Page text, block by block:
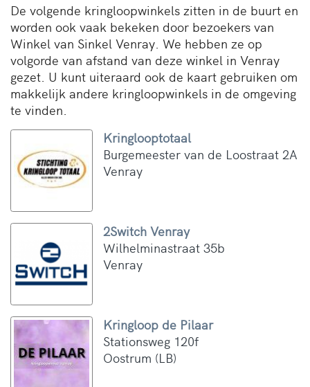
De volgende kringloopwinkels zitten in de buurt en
worden ook vaak bekeken door bezoekers van
Winkel van Sinkel Venray. We hebben ze op
volgorde van afstand van deze winkel in Venray
gezet. U kunt uiteraard ook de kaart gebruiken om
makkelijk andere kringloopwinkels in de omgeving
te vinden.
Kringlooptotaal
Burgemeester van de Loostraat 2A
Venray
2Switch Venray
Wilhelminastraat 35b
Venray
Kringloop de Pilaar
Stationsweg 120f
Oostrum (LB)